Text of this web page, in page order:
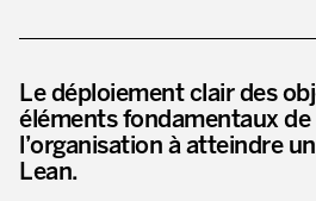
Notre mission – Enterprise in
Excellence opérationnelle
Le déploiement clair des
éléments fondamentaux de
l’organisation à atteindre
Lean.